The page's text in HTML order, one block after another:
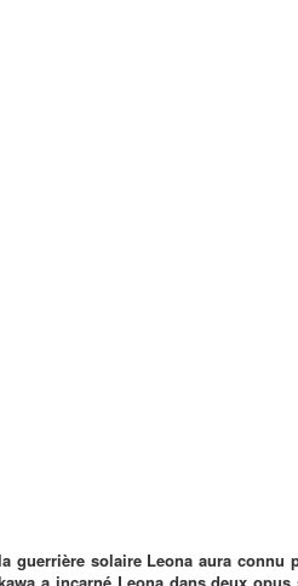
guerrière solaire Leona aura